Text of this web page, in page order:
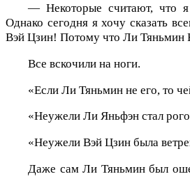
— Некоторые считают, что
Однако сегодня я хочу сказать
Вэй Цзин! Потому что Ли Тяньмин
Все вскочили на ноги.
«Если Ли Тяньмин не его, то
«Неужели Ли Яньфэн стал
«Неужели Вэй Цзин была
Даже сам Ли Тяньмин был